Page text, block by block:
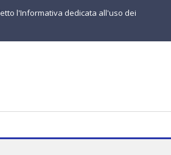
l'Informativa dedicata all'uso dei